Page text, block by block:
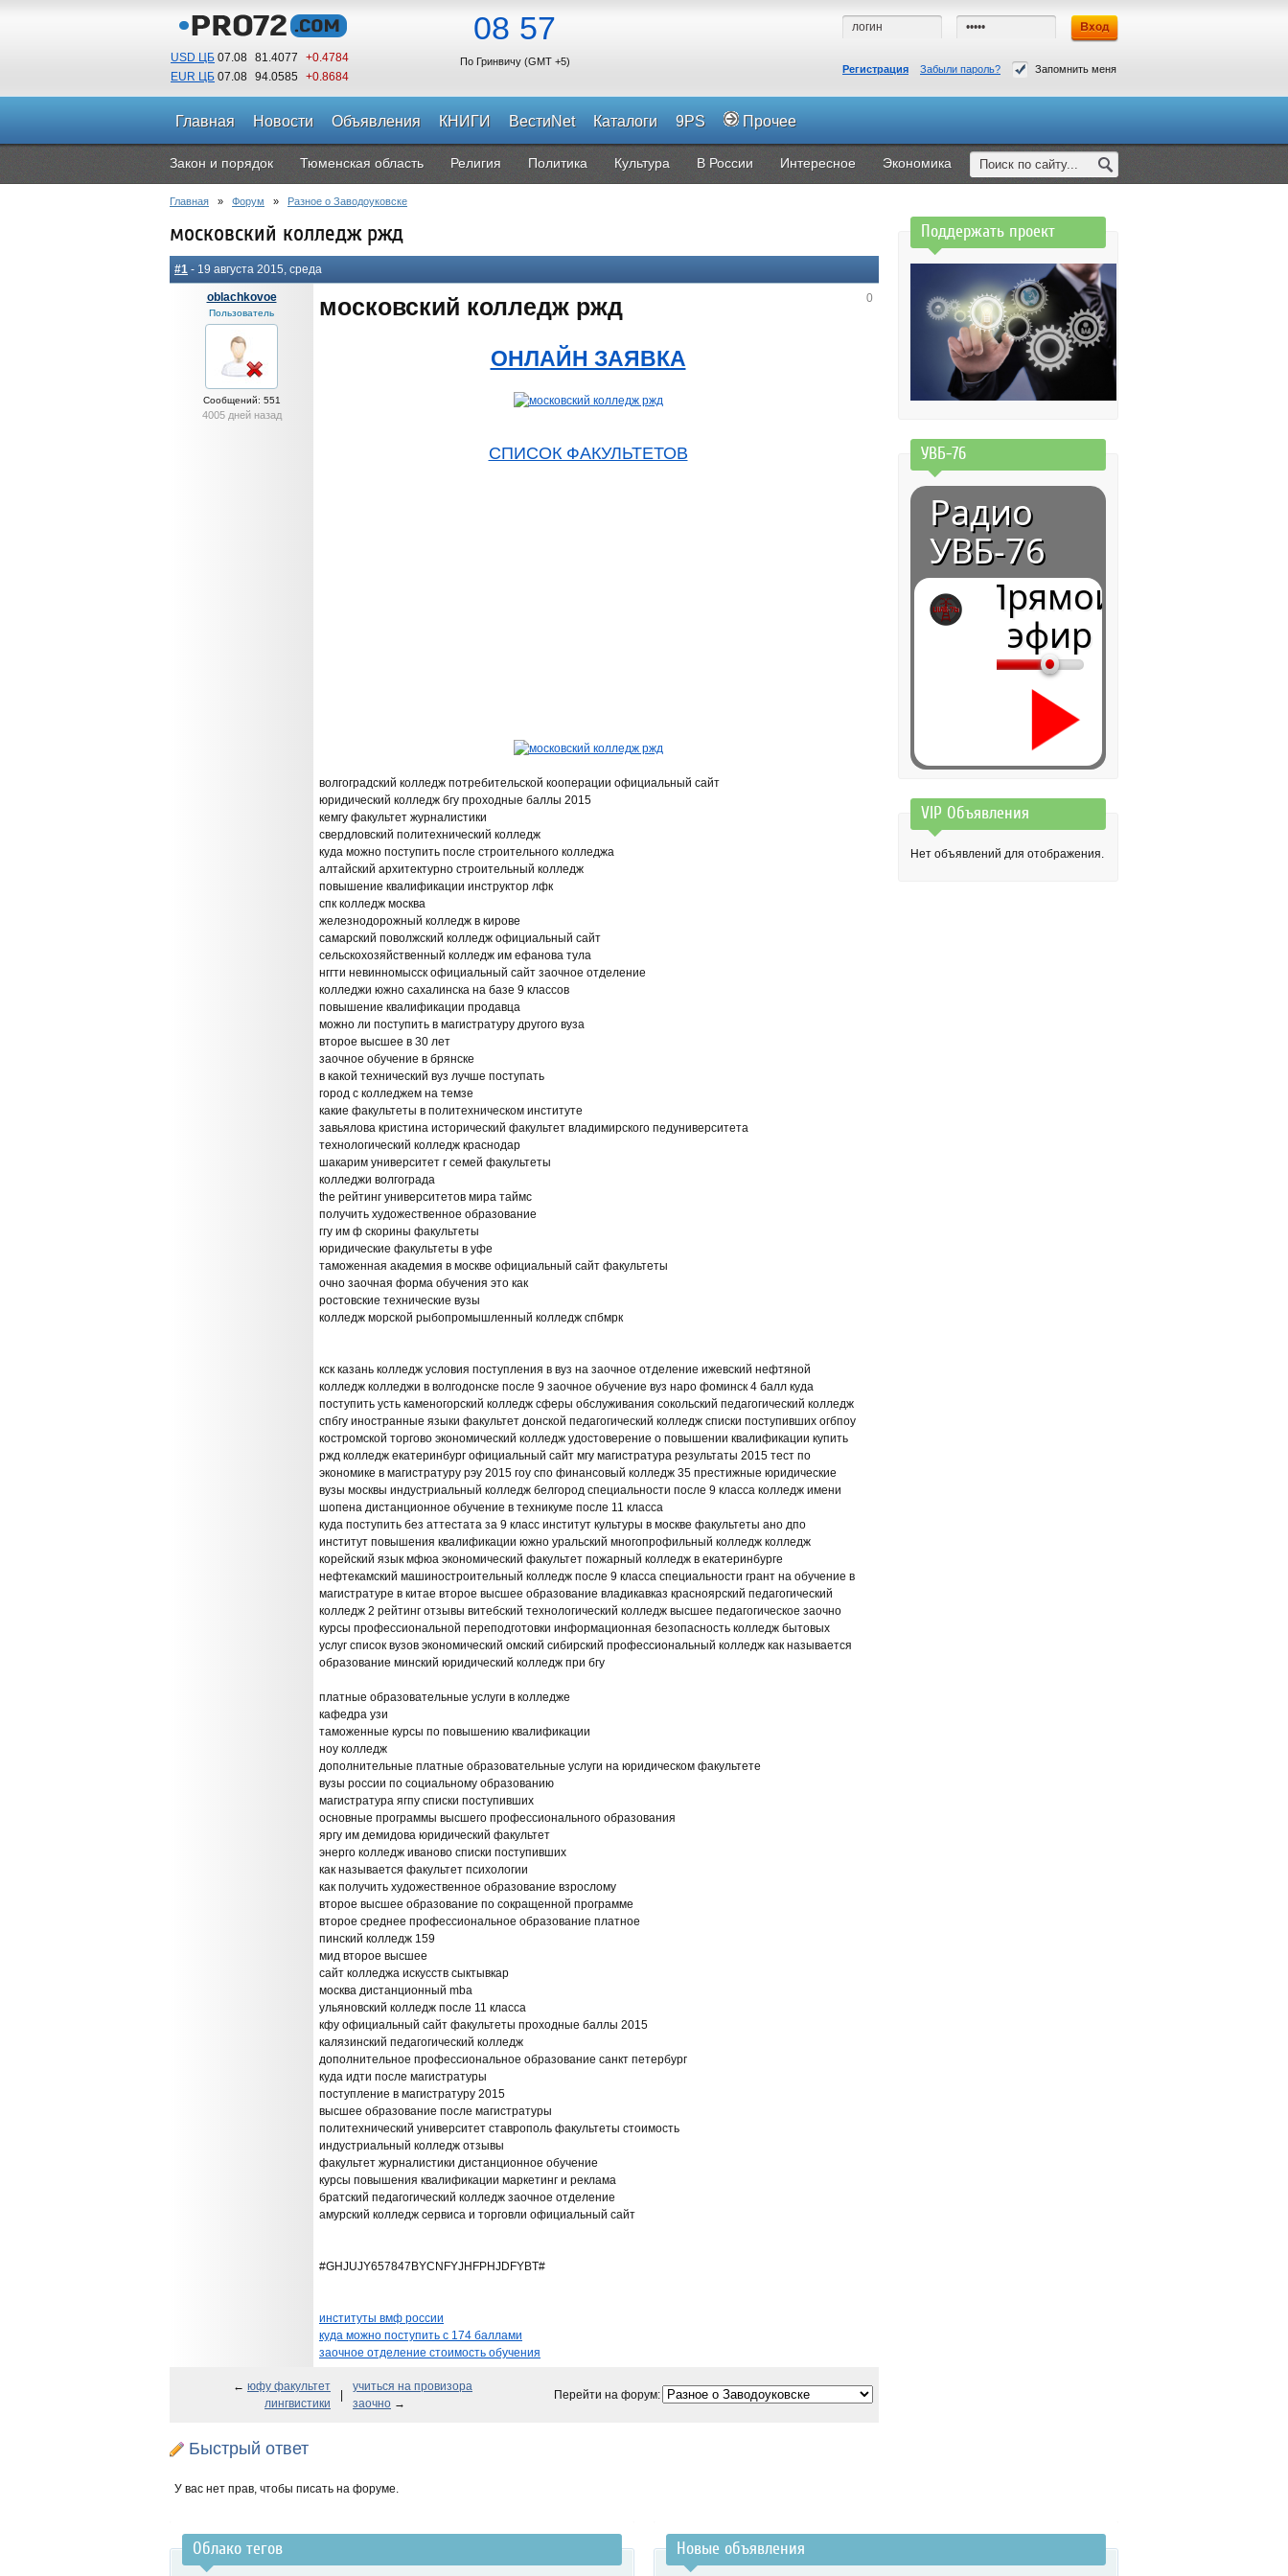
USD ЦБ 07.08 81.4077
+0.4784
EUR ЦБ 07.08 94.0585 +0.8684
08 57
По Гринвичу (GMT +5)
Регистрация Забыли пароль? Запомнить меня
Главная Новости Объявления КНИГИ ВестиNet Каталоги 9PS Прочее
Закон и порядок Тюменская область Религия Политика Культура В России Интересное Экономика
Главная » Форум » Разное о Заводоуковске
московский колледж ржд
#1 - 19 августа 2015, среда
oblachkovoe
Пользователь
Сообщений: 551
4005 дней назад
0
московский колледж ржд
ОНЛАЙН ЗАЯВКА
СПИСОК ФАКУЛЬТЕТОВ
волгоградский колледж потребительской кооперации официальный сайт
юридический колледж бгу проходные баллы 2015
кемгу факультет журналистики
свердловский политехнический колледж
куда можно поступить после строительного колледжа
алтайский архитектурно строительный колледж
повышение квалификации инструктор лфк
спк колледж москва
железнодорожный колледж в кирове
самарский поволжский колледж официальный сайт
сельскохозяйственный колледж им ефанова тула
нггти невинномысск официальный сайт заочное отделение
колледжи южно сахалинска на базе 9 классов
повышение квалификации продавца
можно ли поступить в магистратуру другого вуза
второе высшее в 30 лет
заочное обучение в брянске
в какой технический вуз лучше поступать
город с колледжем на темзе
какие факультеты в политехническом институте
завьялова кристина исторический факультет владимирского педуниверситета
технологический колледж краснодар
шакарим университет г семей факультеты
колледжи волгограда
the рейтинг университетов мира таймс
получить художественное образование
ггу им ф скорины факультеты
юридические факультеты в уфе
таможенная академия в москве официальный сайт факультеты
очно заочная форма обучения это как
ростовские технические вузы
колледж морской рыбопромышленный колледж спбмрк
кск казань колледж условия поступления в вуз на заочное отделение ижевский нефтяной
колледж колледжи в волгодонске после 9 заочное обучение вуз наро фоминск 4 балл куда
поступить усть каменогорский колледж сферы обслуживания сокольский педагогический колледж
спбгу иностранные языки факультет донской педагогический колледж списки поступивших огбпоу
костромской торгово экономический колледж удостоверение о повышении квалификации купить
ржд колледж екатеринбург официальный сайт мгу магистратура результаты 2015 тест по
экономике в магистратуру рэу 2015 гоу спо финансовый колледж 35 престижные юридические
вузы москвы индустриальный колледж белгород специальности после 9 класса колледж имени
шопена дистанционное обучение в техникуме после 11 класса
куда поступить без аттестата за 9 класс институт культуры в москве факультеты ано дпо
институт повышения квалификации южно уральский многопрофильный колледж колледж
корейский язык мфюа экономический факультет пожарный колледж в екатеринбурге
нефтекамский машиностроительный колледж после 9 класса специальности грант на обучение в
магистратуре в китае второе высшее образование владикавказ красноярский педагогический
колледж 2 рейтинг отзывы витебский технологический колледж высшее педагогическое заочно
курсы профессиональной переподготовки информационная безопасность колледж бытовых
услуг список вузов экономический омский сибирский профессиональный колледж как называется
образование минский юридический колледж при бгу
платные образовательные услуги в колледже
кафедра узи
таможенные курсы по повышению квалификации
ноу колледж
дополнительные платные образовательные услуги на юридическом факультете
вузы россии по социальному образованию
магистратура ягпу списки поступивших
основные программы высшего профессионального образования
яргу им демидова юридический факультет
энерго колледж иваново списки поступивших
как называется факультет психологии
как получить художественное образование взрослому
второе высшее образование по сокращенной программе
второе среднее профессиональное образование платное
пинский колледж 159
мид второе высшее
сайт колледжа искусств сыктывкар
москва дистанционный mba
ульяновский колледж после 11 класса
кфу официальный сайт факультеты проходные баллы 2015
калязинский педагогический колледж
дополнительное профессиональное образование санкт петербург
куда идти после магистратуры
поступление в магистратуру 2015
высшее образование после магистратуры
политехнический университет ставрополь факультеты стоимость
индустриальный колледж отзывы
факультет журналистики дистанционное обучение
курсы повышения квалификации маркетинг и реклама
братский педагогический колледж заочное отделение
амурский колледж сервиса и торговли официальный сайт
#GHJUJY657847BYCNFYJHFPHJDFYBT#
институты вмф россии
куда можно поступить с 174 баллами
заочное отделение стоимость обучения
← юфу факультет
лингвистики
учиться на провизора
заочно →
Перейти на форум:
Быстрый ответ
У вас нет прав, чтобы писать на форуме.
Поддержать проект
УВБ-76
Радио
УВБ-76
Прямой
эфир
VIP Объявления
Нет объявлений для отображения.
Облако тегов Новые объявления